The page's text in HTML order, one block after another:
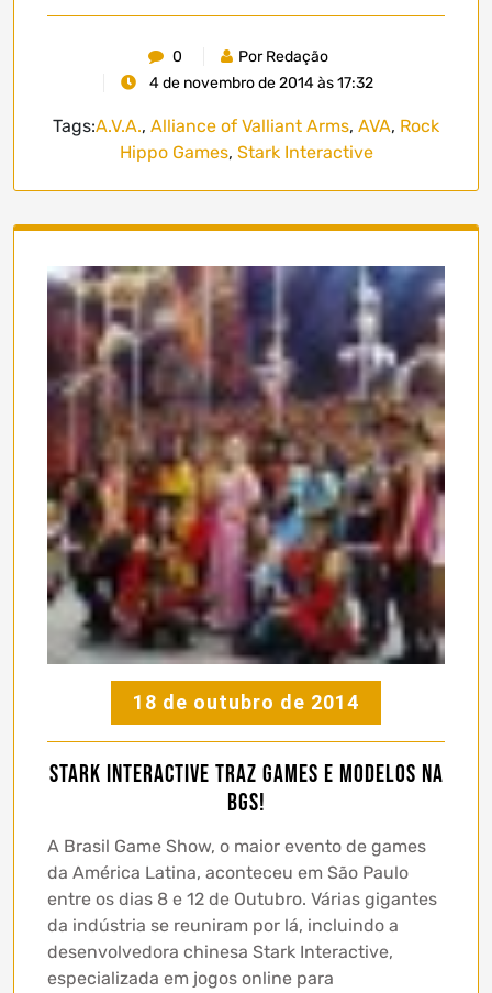
0
Por Redação
4 de novembro de 2014 às 17:32
Tags:A.V.A., Alliance of Valliant Arms, AVA, Rock
Hippo Games, Stark Interactive
18 de outubro de 2014
Stark Interactive traz games e modelos na
BGS!
A Brasil Game Show, o maior evento de games
da América Latina, aconteceu em São Paulo
entre os dias 8 e 12 de Outubro. Várias gigantes
da indústria se reuniram por lá, incluindo a
desenvolvedora chinesa Stark Interactive,
especializada em jogos online para